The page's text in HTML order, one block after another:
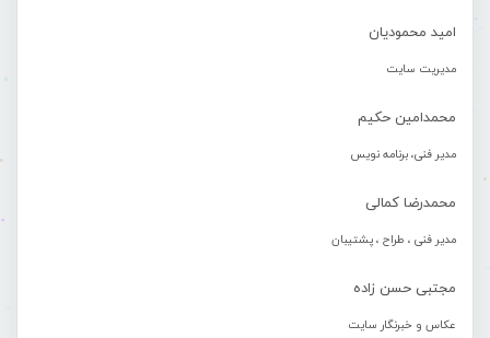
امید محمودیان
مدیریت سایت
محمدامین حکیم
مدیر فنی، برنامه نویس
محمدرضا کمالی
مدیر فنی ، طراح ، پشتیبان
مجتبی حسن زاده
عکاس و خبرنگار سایت